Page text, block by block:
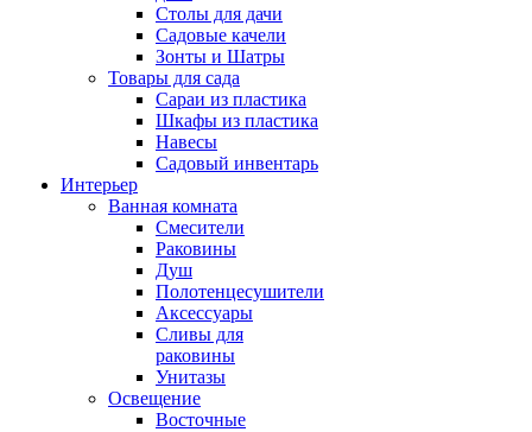
Столы для дачи
Садовые качели
Зонты и Шатры
Товары для сада
Сараи из пластика
Шкафы из пластика
Навесы
Садовый инвентарь
Интерьер
Ванная комната
Смесители
Раковины
Душ
Полотенцесушители
Аксессуары
Сливы для
раковины
Унитазы
Освещение
Восточные